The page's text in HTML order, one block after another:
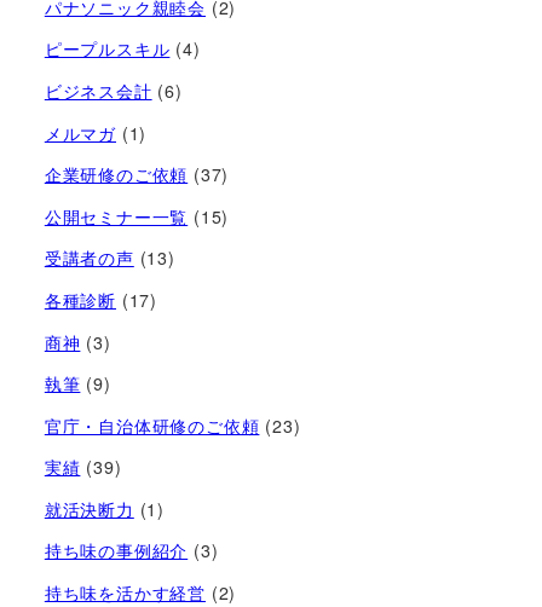
パナソニック親睦会 (2)
ピープルスキル (4)
ビジネス会計 (6)
メルマガ (1)
企業研修のご依頼 (37)
公開セミナー一覧 (15)
受講者の声 (13)
各種診断 (17)
商神 (3)
執筆 (9)
官庁・自治体研修のご依頼 (23)
実績 (39)
就活決断力 (1)
持ち味の事例紹介 (3)
持ち味を活かす経営​ (2)